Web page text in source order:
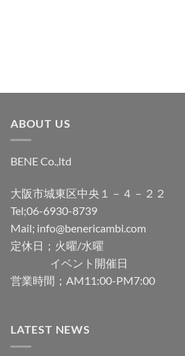
ABOUT US
BENE Co.,ltd
大阪市城東区中央１－４－２２
Tel;06-6930-8739
Mail; info@benericambi.com
定休日；火曜/水曜
イベント開催日
営業時間；AM11:00-PM7:00
LATEST NEWS